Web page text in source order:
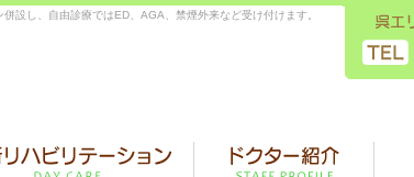
設し、自由診療ではED、AGA、禁煙外来など受け付けます。